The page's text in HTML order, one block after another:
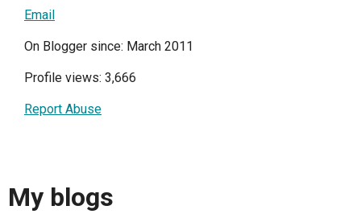
Email
On Blogger since: March 2011
Profile views: 3,666
Report Abuse
My blogs